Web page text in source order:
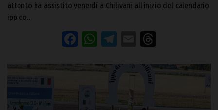
attento ha assistito venerdì a Chilivani all’inizio del calendario
ippico…
Facebook
WhatsApp
Telegram
Email